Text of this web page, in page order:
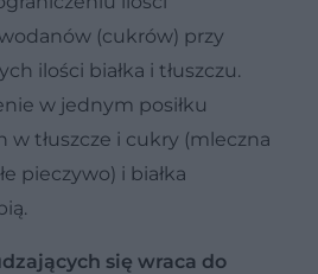
(cukrów) przy
ilości białka i tłuszczu.
w jednym posiłku
tłuszcze i cukry (mleczna
pieczywo) i białka
się wraca do